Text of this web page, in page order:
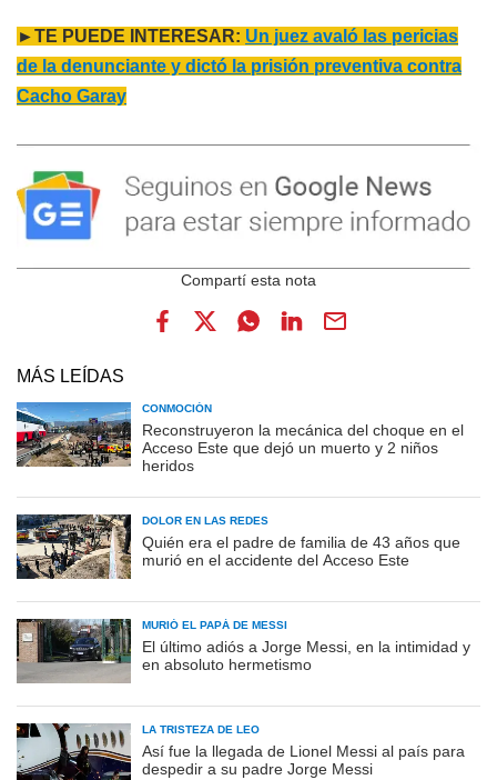
►TE PUEDE INTERESAR: Un juez avaló las pericias
de la denunciante y dictó la prisión preventiva contra
Cacho Garay
MÁS LEÍDAS
CONMOCIÓN
Reconstruyeron la mecánica del choque en el
Acceso Este que dejó un muerto y 2 niños
heridos
DOLOR EN LAS REDES
Quién era el padre de familia de 43 años que
murió en el accidente del Acceso Este
MURIÓ EL PAPÁ DE MESSI
El último adiós a Jorge Messi, en la intimidad y
en absoluto hermetismo
LA TRISTEZA DE LEO
Así fue la llegada de Lionel Messi al país para
despedir a su padre Jorge Messi